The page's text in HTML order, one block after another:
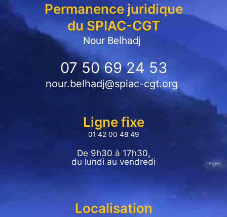
Permanence juridique
du SPIAC-CGT
Nour Belhadj
07 50 69 24 53
nour.belhadj@spiac-cgt.org
Ligne fixe
01 42 00 48 49
De 9h30 à 17h30,
du lundi au vendredi
Localisation